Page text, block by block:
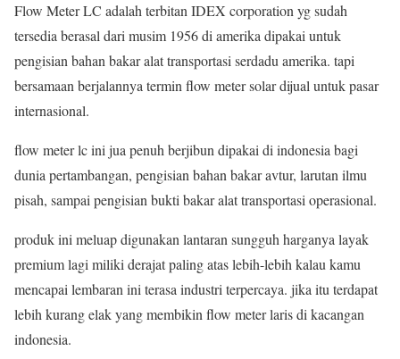
Flow Meter LC adalah terbitan IDEX corporation yg sudah
tersedia berasal dari musim 1956 di amerika dipakai untuk
pengisian bahan bakar alat transportasi serdadu amerika. tapi
bersamaan berjalannya termin flow meter solar dijual untuk pasar
internasional.
flow meter lc ini jua penuh berjibun dipakai di indonesia bagi
dunia pertambangan, pengisian bahan bakar avtur, larutan ilmu
pisah, sampai pengisian bukti bakar alat transportasi operasional.
produk ini meluap digunakan lantaran sungguh harganya layak
premium lagi miliki derajat paling atas lebih-lebih kalau kamu
mencapai lembaran ini terasa industri terpercaya. jika itu terdapat
lebih kurang elak yang membikin flow meter laris di kacangan
indonesia.